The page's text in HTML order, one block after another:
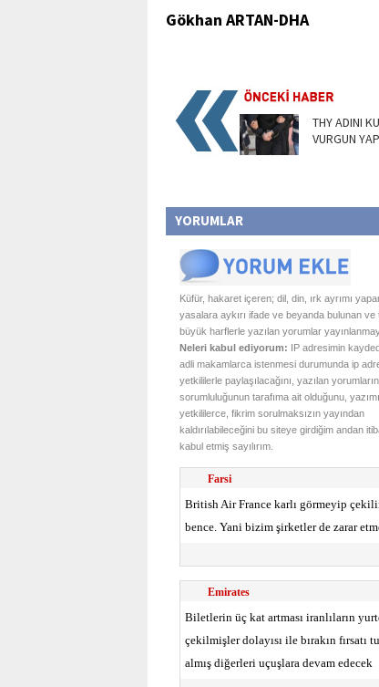
Gökhan ARTAN-DHA
THY ADINI
VURGUN
YORUMLAR
Küfür, hakaret içeren; dil, din, ırk ayrımı
yasalara aykırı ifade ve beyanda bulunan ve
büyük harflerle yazılan yorumlar
Neleri kabul ediyorum: IP adresimin
adli makamlarca istenmesi durumunda ip
yetkililerle paylaşılacağını, yazılan yorumların
sorumluluğunun tarafıma ait olduğunu,
yetkililerce, fikrim sorulmaksızın yayından
kaldırılabileceğini bu siteye girdiğim andan
kabul etmiş sayılırım.
Farsi
British Air France karlı görmeyip
bence. Yani bizim şirketler de zarar
Emirates
Biletlerin üç kat artması iranlıların
çekilmişler dolayısı ile bırakın fırsatı
almış diğerleri uçuşlara devam edecek